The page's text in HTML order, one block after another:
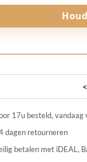
<
17u besteld, vandaag
dagen retourneren
betalen met iDEAL,